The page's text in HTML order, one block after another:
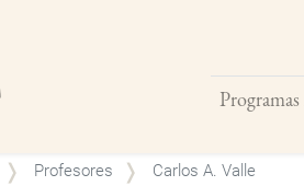
Buscar
Profesores Carlos A. Valle